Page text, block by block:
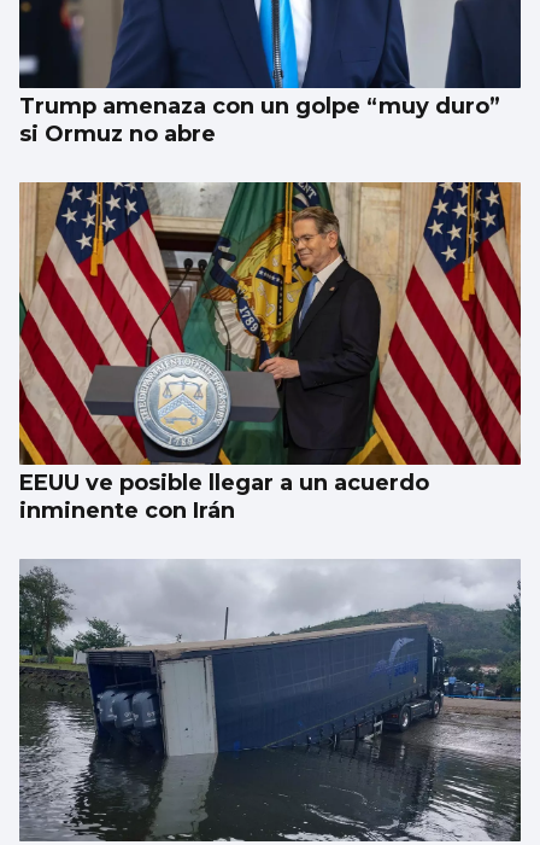
Trump amenaza con un golpe “muy duro”
si Ormuz no abre
EEUU ve posible llegar a un acuerdo
inminente con Irán